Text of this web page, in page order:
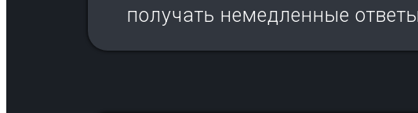
получать немедленные